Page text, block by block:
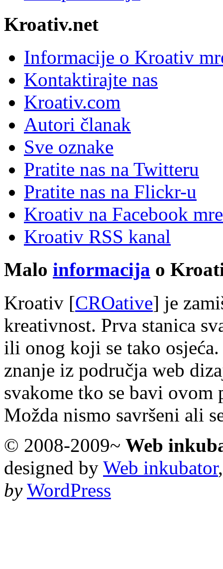
Kroativ.net
Informacije o Kroativ
Kontaktirajte nas
Kroativ.com
Autori članak
Sve oznake
Pratite nas na Twitteru
Pratite nas na Flickr-u
Kroativ na Facebook
Kroativ RSS kanal
Malo informacija o
Kroativ [CROative] je
kreativnost. Prva stanica
ili onog koji se tako
znanje iz područja web
svakome tko se bavi
Možda nismo savršeni ali
© 2008-2009~ Web
designed by Web inkubator
by WordPress